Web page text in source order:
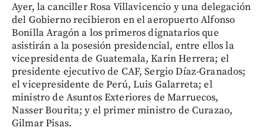
Ayer, la canciller Rosa Villavicencio y una delegación
del Gobierno recibieron en el aeropuerto Alfonso
Bonilla Aragón a los primeros dignatarios que
asistirán a la posesión presidencial, entre ellos la
vicepresidenta de Guatemala, Karin Herrera; el
presidente ejecutivo de CAF, Sergio Díaz-Granados;
el vicepresidente de Perú, Luis Galarreta; el
ministro de Asuntos Exteriores de Marruecos,
Nasser Bourita; y el primer ministro de Curazao,
Gilmar Pisas.